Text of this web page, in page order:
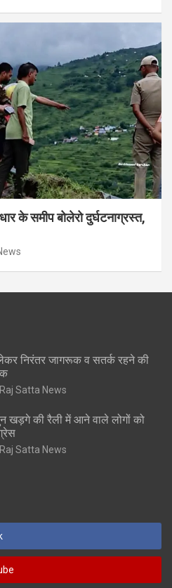
के समीप बोलेरो दुर्घटनाग्रस्त,
निरंतर जागरूक व सतर्क रहने की
Raj Satta News
खड़गे की रैली में आने वाले लोगों को
Raj Satta News